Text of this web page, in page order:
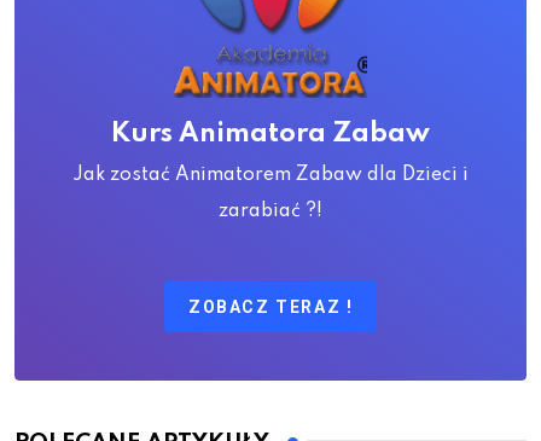
Kurs Animatora Zabaw
Jak zostać Animatorem Zabaw dla Dzieci i
zarabiać ?!
ZOBACZ TERAZ !